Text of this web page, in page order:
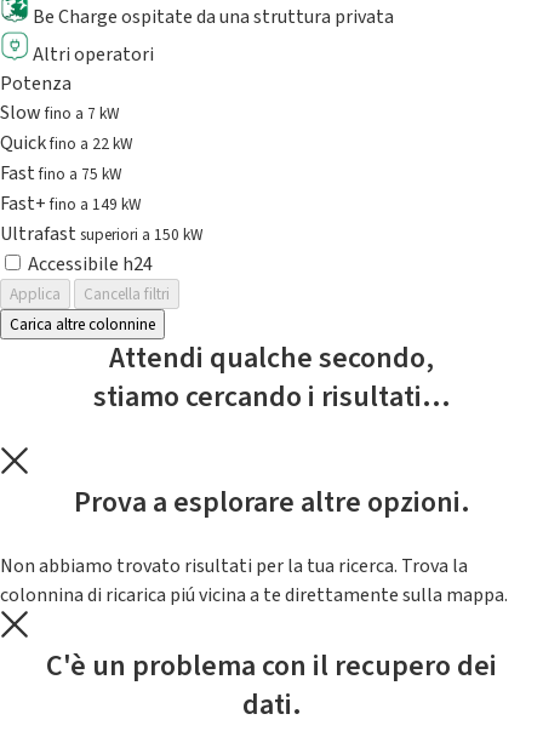
Be Charge ospitate da una struttura privata
Altri operatori
Potenza
Slowfino a 7 kW
Quickfino a 22 kW
Fastfino a 75 kW
Fast+fino a 149 kW
Ultrafast superiori a 150 kW
Accessibile h24
Applica
Cancella filtri
Carica altre colonnine
Attendi qualche secondo,
stiamo cercando i risultati...
Prova a esplorare altre opzioni.
Non abbiamo trovato risultati per la tua ricerca. Trova la
colonnina di ricarica piú vicina a te direttamente sulla mappa.
C'è un problema con il recupero dei
dati.